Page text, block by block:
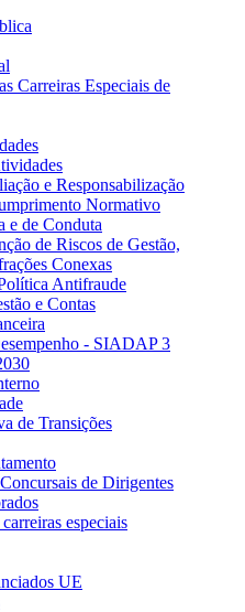
Carreiras Especiais de
e Responsabilização
Normativo
e de Conduta
de Riscos de Gestão,
Conexas
Antifraude
e Contas
- SIADAP 3
de Transições
de Dirigentes
especiais
UE